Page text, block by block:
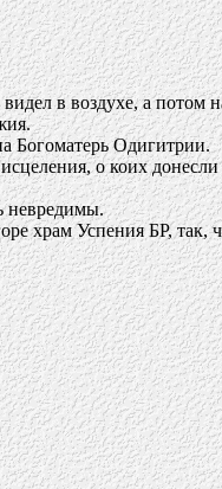
в воздухе, а потом
Богоматерь Одигитрии.
о коих
невредимы.
храм Успения БР,